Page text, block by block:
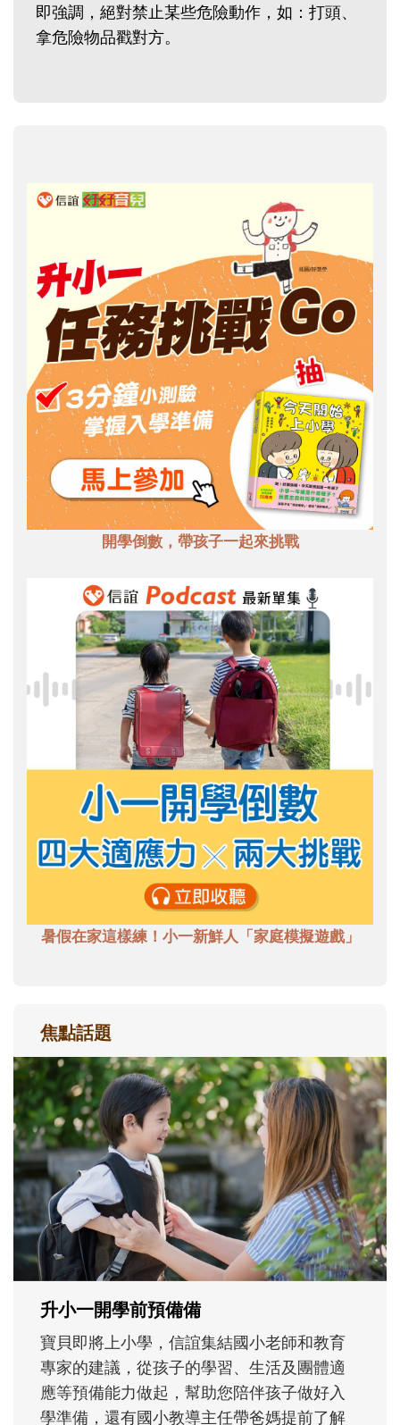
即強調，絕對禁止某些危險動作，如：打頭、
拿危險物品戳對方。
開學倒數，帶孩子一起來挑戰
暑假在家這樣練！小一新鮮人「家庭模擬遊戲」
焦點話題
和孩子一起長大的那個男人│讀懂父親的
不同模樣
沒有人天生就擅長當爸爸！男人總是在一次
次「前所未有」的體驗中，跟著孩子一起長
大。從給予安全感的肢體遊戲，到獨立自
主、角色認同及解決問題的能力養成。爸爸
正嘗試用不同的模樣，參與孩子每個重要的